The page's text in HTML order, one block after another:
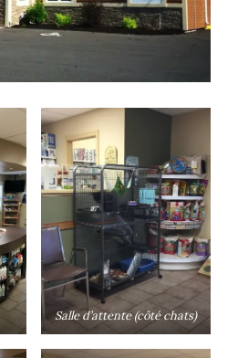
Salle d’attente (côté chats)